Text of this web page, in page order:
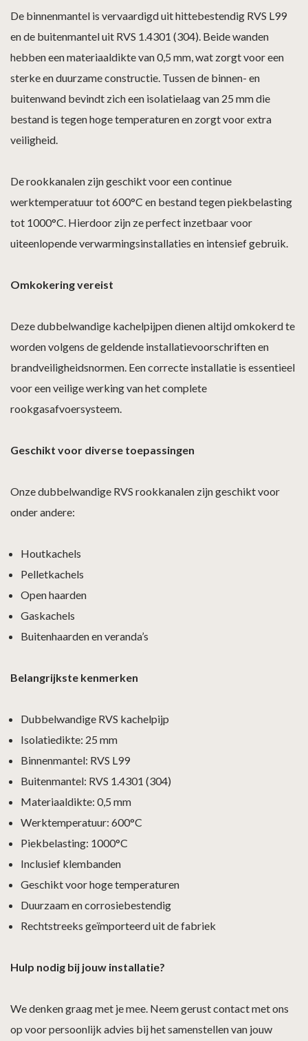
De binnenmantel is vervaardigd uit hittebestendig RVS L99
en de buitenmantel uit RVS 1.4301 (304). Beide wanden
hebben een materiaaldikte van 0,5 mm, wat zorgt voor een
sterke en duurzame constructie. Tussen de binnen- en
buitenwand bevindt zich een isolatielaag van 25 mm die
bestand is tegen hoge temperaturen en zorgt voor extra
veiligheid.
De rookkanalen zijn geschikt voor een continue
werktemperatuur tot 600°C en bestand tegen piekbelasting
tot 1000°C. Hierdoor zijn ze perfect inzetbaar voor
uiteenlopende verwarmingsinstallaties en intensief gebruik.
Omkokering vereist
Deze dubbelwandige kachelpijpen dienen altijd omkokerd te
worden volgens de geldende installatievoorschriften en
brandveiligheidsnormen. Een correcte installatie is essentieel
voor een veilige werking van het complete
rookgasafvoersysteem.
Geschikt voor diverse toepassingen
Onze dubbelwandige RVS rookkanalen zijn geschikt voor
onder andere:
Houtkachels
Pelletkachels
Open haarden
Gaskachels
Buitenhaarden en veranda’s
Belangrijkste kenmerken
Dubbelwandige RVS kachelpijp
Isolatiedikte: 25 mm
Binnenmantel: RVS L99
Buitenmantel: RVS 1.4301 (304)
Materiaaldikte: 0,5 mm
Werktemperatuur: 600°C
Piekbelasting: 1000°C
Inclusief klembanden
Geschikt voor hoge temperaturen
Duurzaam en corrosiebestendig
Rechtstreeks geïmporteerd uit de fabriek
Hulp nodig bij jouw installatie?
We denken graag met je mee. Neem gerust contact met ons
op voor persoonlijk advies bij het samenstellen van jouw